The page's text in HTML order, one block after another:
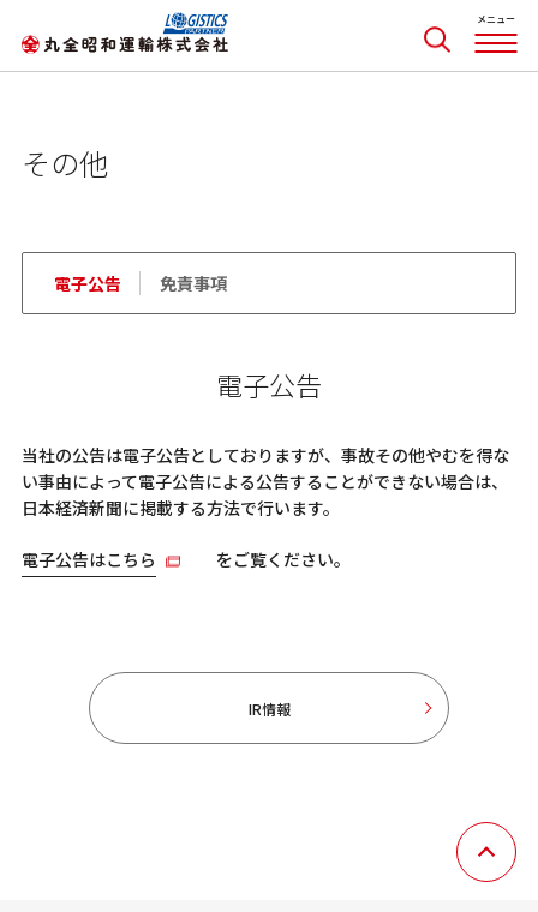
その他
電子公告 免責事項
電子公告
当社の公告は電子公告としておりますが、事故その他やむを得な
い事由によって電子公告による公告することができない場合は、
日本経済新聞に掲載する方法で行います。
電子公告はこちら をご覧ください。
IR情報